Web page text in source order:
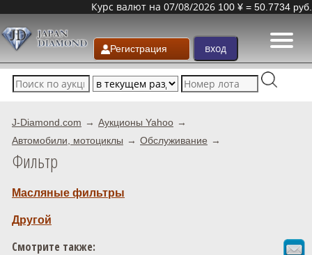
Курс валют на 07/08/2026 100 ¥ = 50.7734 руб.
Регистрация
J-Diamond.com
Аукционы Yahoo
Автомобили, мотоциклы
Обслуживание
Фильтр
Масляные фильтры
Другой
Смотрите также: